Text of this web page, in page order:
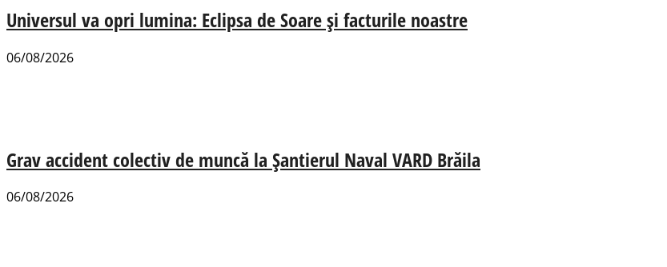
Universul va opri lumina: Eclipsa de Soare și facturile noastre
06/08/2026
Grav accident colectiv de muncă la Șantierul Naval VARD Brăila
06/08/2026